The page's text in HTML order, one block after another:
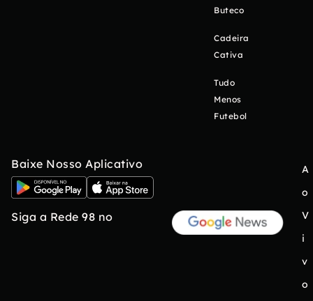
Buteco
Cadeira
Cativa
Tudo
Menos
Futebol
Baixe Nosso Aplicativo
Siga a Rede 98 no
A
o
V
i
v
o